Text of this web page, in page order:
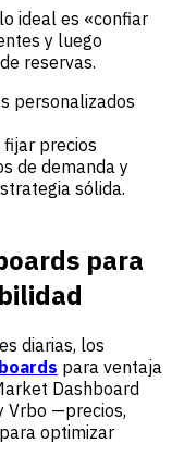
ideal es «confiar
y luego
reservas.
personalizados
fijar precios
de demanda y
sólida.
para
diarias, los
para ventaja
Dashboard
Vrbo —precios,
optimizar